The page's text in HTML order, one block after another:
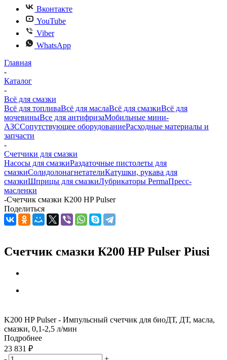
Вконтакте
YouTube
Viber
WhatsApp
Главная
-
Каталог
-
Всё для смазки
Всё для топливаВсё для маслаВсё для смазкиВсё для
мочевиныВсе для антифризаМобильные мини-
АЗССопутствующее оборудованиеРасходные материалы и
запчасти
-
Счетчики для смазки
Насосы для смазкиРаздаточные пистолеты для
смазкиСолидолонагнетателиКатушки, рукава для
смазкиШприцы для смазкиЛубрикаторы PermaПресс-
масленки
-Счетчик смазки К200 HP Pulser
Поделиться
Счетчик смазки К200 HP Pulser Piusi
K200 HP Pulser - Импульсный счетчик для биоДТ, ДТ, масла,
смазки, 0,1-2,5 л/мин
Подробнее
23 831 ₽